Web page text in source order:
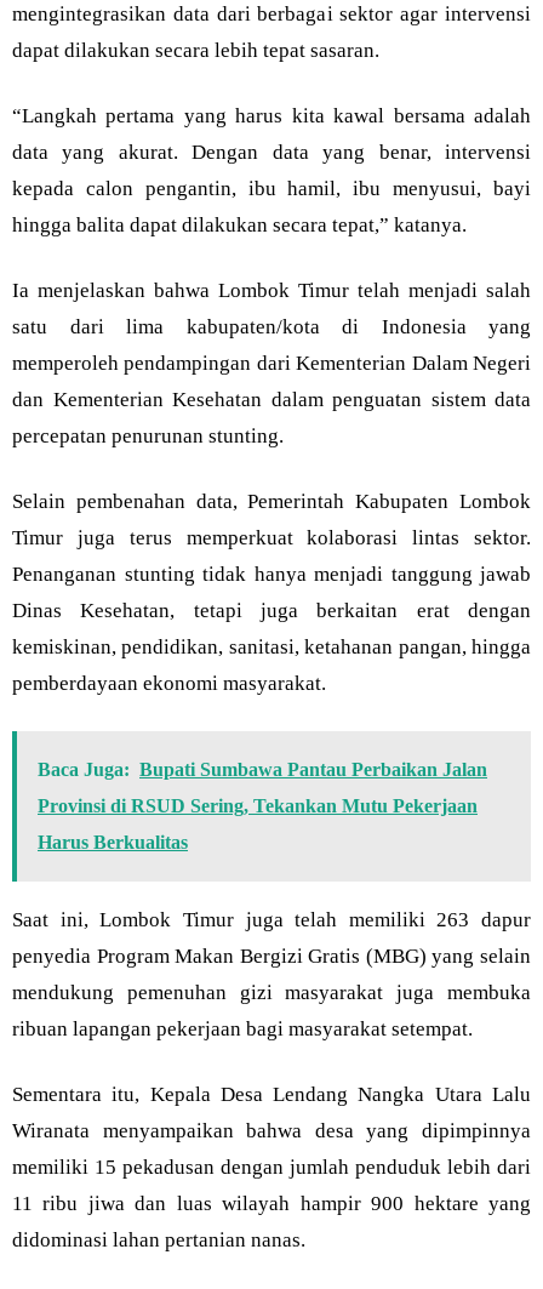
mengintegrasikan data dari berbagai sektor agar intervensi
dapat dilakukan secara lebih tepat sasaran.
“Langkah pertama yang harus kita kawal bersama adalah
data yang akurat. Dengan data yang benar, intervensi
kepada calon pengantin, ibu hamil, ibu menyusui, bayi
hingga balita dapat dilakukan secara tepat,” katanya.
Ia menjelaskan bahwa Lombok Timur telah menjadi salah
satu dari lima kabupaten/kota di Indonesia yang
memperoleh pendampingan dari Kementerian Dalam Negeri
dan Kementerian Kesehatan dalam penguatan sistem data
percepatan penurunan stunting.
Selain pembenahan data, Pemerintah Kabupaten Lombok
Timur juga terus memperkuat kolaborasi lintas sektor.
Penanganan stunting tidak hanya menjadi tanggung jawab
Dinas Kesehatan, tetapi juga berkaitan erat dengan
kemiskinan, pendidikan, sanitasi, ketahanan pangan, hingga
pemberdayaan ekonomi masyarakat.
Baca Juga: Bupati Sumbawa Pantau Perbaikan Jalan
Provinsi di RSUD Sering, Tekankan Mutu Pekerjaan
Harus Berkualitas
Saat ini, Lombok Timur juga telah memiliki 263 dapur
penyedia Program Makan Bergizi Gratis (MBG) yang selain
mendukung pemenuhan gizi masyarakat juga membuka
ribuan lapangan pekerjaan bagi masyarakat setempat.
Sementara itu, Kepala Desa Lendang Nangka Utara Lalu
Wiranata menyampaikan bahwa desa yang dipimpinnya
memiliki 15 pekadusan dengan jumlah penduduk lebih dari
11 ribu jiwa dan luas wilayah hampir 900 hektare yang
didominasi lahan pertanian nanas.